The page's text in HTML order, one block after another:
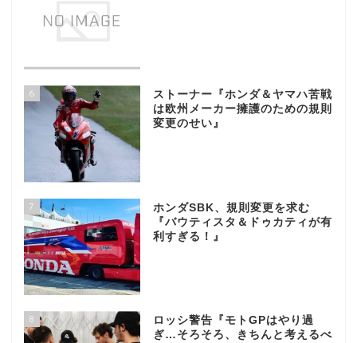
6
ストーナー『ホンダ＆ヤマハ苦戦
は欧州メーカー擁護のための規則
変更のせい』
7
ホンダSBK、規則変更を求む
『バウティスタ＆ドゥカティが有
利すぎる！』
8
ロッシ警告『モトGPはやり過
ぎ…そろそろ、きちんと考えるべ